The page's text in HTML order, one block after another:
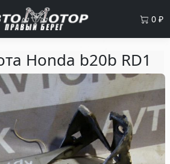
0 ₽
Honda b20b RD1